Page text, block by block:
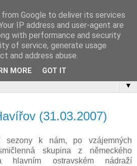
▼
(31.03.2007)
k nám, po vzájemných
skupina z německého
hlavním ostravském nádraží
Google to deliver its services
IP address and user-agent are
with performance and security
of service, generate usage
and address abuse.
MORE GOT IT